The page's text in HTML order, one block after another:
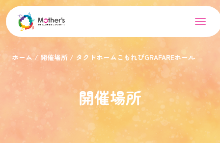
ホーム 開催場所 タクトホームこもれびGRAFAREホール
開催場所